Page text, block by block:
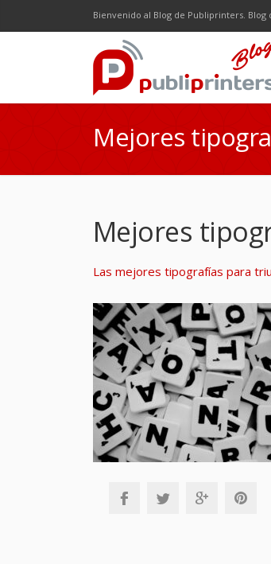
Bienvenido al Blog de Publiprinters.
Facebook
Mejores
Mejores
Las mejores tipografías para